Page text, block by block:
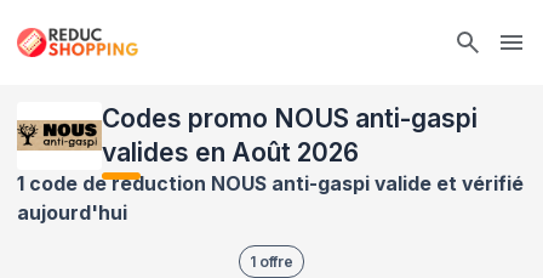
Codes promo NOUS anti-gaspi
valides en Août 2026
1 code de réduction NOUS anti-gaspi valide et vérifié
aujourd'hui
1 offre